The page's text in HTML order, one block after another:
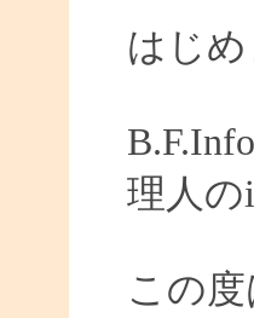
はじ
理人
この